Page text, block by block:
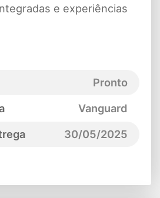
e experiências
Pronto
Vanguard
30/05/2025